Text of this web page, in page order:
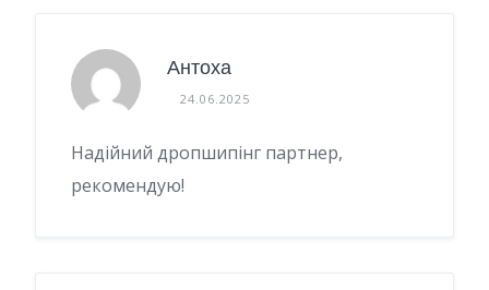
Антоха
24.06.2025
Надійний дропшипінг партнер,
рекомендую!